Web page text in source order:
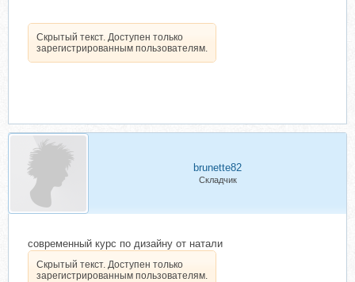
Скрытый текст. Доступен только
зарегистрированным пользователям.
brunette82
Складчик
современный курс по дизайну от натали
Скрытый текст. Доступен только
зарегистрированным пользователям.